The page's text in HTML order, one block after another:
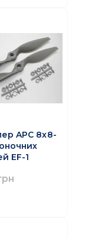
APC 8x8-
EF-1